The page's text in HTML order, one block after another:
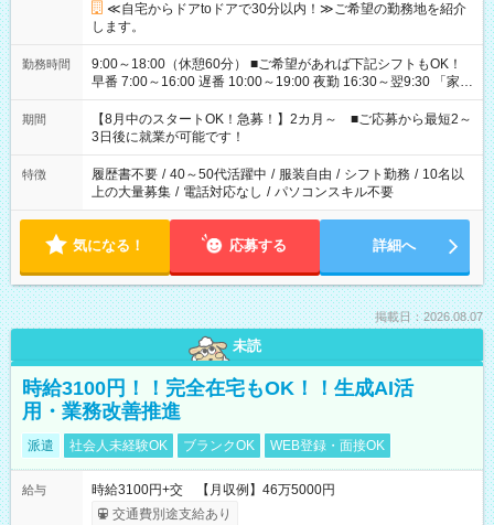
≪自宅からドアtoドアで30分以内！≫ご希望の勤務地を紹介
します。
勤務時間
9:00～18:00（休憩60分） ■ご希望があれば下記シフトもOK！
早番 7:00～16:00 遅番 10:00～19:00 夜勤 16:30～翌9:30 「家族
と休みを合わせたい」 「余裕を持って夕飯の準備がしたい」
「できれば残業はしたくない」 など、ご希望を教えてください
ね。 ※Wワーク希望の方へ 今ご覧のお仕事で希望する勤務時間
と、もう1つのお仕事の勤務時間。 合計で週40時間を超える場
合は応募できません。
期間
【8月中のスタートOK！急募！】2カ月～ ■ご応募から最短2～
3日後に就業が可能です！
特徴 履歴書不要 / 40～50代活躍中 / 服装自由 / シフト勤務 / 10名以
上の大量募集 / 電話対応なし / パソコンスキル不要
気になる！ 応募する 詳細へ
掲載日：2026.08.07
未読
時給3100円！！完全在宅もOK！！生成AI活
用・業務改善推進
派遣 社会人未経験OK ブランクOK WEB登録・面接OK
給与
時給3100円+交 【月収例】46万5000円
交通費別途支給あり